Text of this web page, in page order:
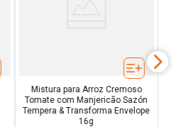
Mistura para Arroz Cremoso
Tomate com Manjericão Sazón
Tempera & Transforma Envelope
16g